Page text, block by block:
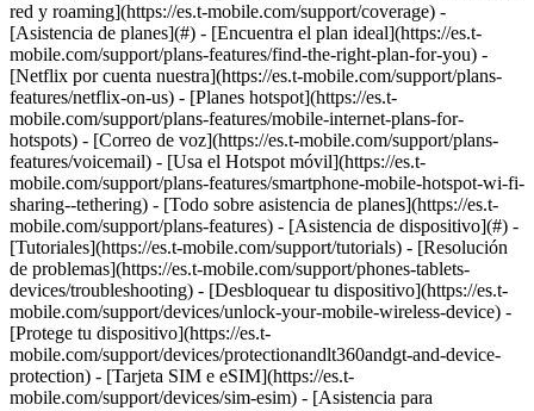
red y roaming](https://es.t-mobile.com/support/coverage) -
[Asistencia de planes](#) - [Encuentra el plan ideal](https://es.t-
mobile.com/support/plans-features/find-the-right-plan-for-you) -
[Netflix por cuenta nuestra](https://es.t-mobile.com/support/plans-
features/netflix-on-us) - [Planes hotspot](https://es.t-
mobile.com/support/plans-features/mobile-internet-plans-for-
hotspots) - [Correo de voz](https://es.t-mobile.com/support/plans-
features/voicemail) - [Usa el Hotspot móvil](https://es.t-
mobile.com/support/plans-features/smartphone-mobile-hotspot-wi-fi-
sharing--tethering) - [Todo sobre asistencia de planes](https://es.t-
mobile.com/support/plans-features) - [Asistencia de dispositivo](#) -
[Tutoriales](https://es.t-mobile.com/support/tutorials) - [Resolución
de problemas](https://es.t-mobile.com/support/phones-tablets-
devices/troubleshooting) - [Desbloquear tu dispositivo](https://es.t-
mobile.com/support/devices/unlock-your-mobile-wireless-device) -
[Protege tu dispositivo](https://es.t-
mobile.com/support/devices/protectionandlt360andgt-and-device-
protection) - [Tarjeta SIM e eSIM](https://es.t-
mobile.com/support/devices/sim-esim) - [Asistencia para